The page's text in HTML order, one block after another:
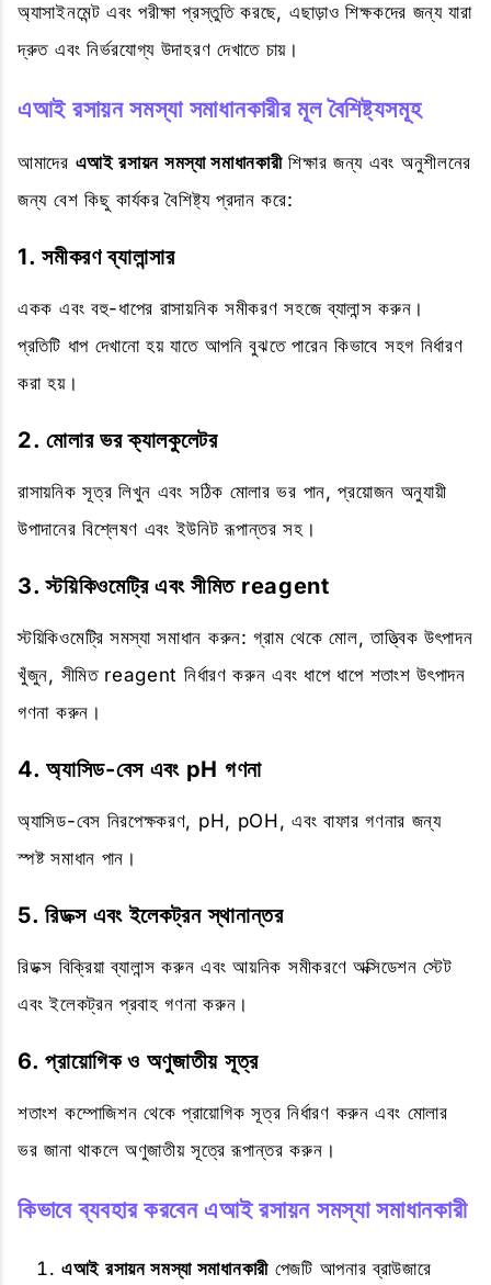
অ্যাসাইনমেন্ট এবং পরীক্ষা প্রস্তুতি করছে, এছাড়াও শিক্ষকদের জন্য যারা
দ্রুত এবং নির্ভরযোগ্য উদাহরণ দেখাতে চায়।
এআই রসায়ন সমস্যা সমাধানকারীর মূল বৈশিষ্ট্যসমূহ
আমাদের এআই রসায়ন সমস্যা সমাধানকারীশিক্ষার জন্য এবং অনুশীলনের
জন্য বেশ কিছু কার্যকর বৈশিষ্ট্য প্রদান করে:
1. সমীকরণ ব্যালান্সার
একক এবং বহু-ধাপের রাসায়নিক সমীকরণ সহজে ব্যালান্স করুন।
প্রতিটি ধাপ দেখানো হয় যাতে আপনি বুঝতে পারেন কিভাবে সহগ নির্ধারণ
করা হয়।
2. মোলার ভর ক্যালকুলেটর
রাসায়নিক সূত্র লিখুন এবং সঠিক মোলার ভর পান, প্রয়োজন অনুযায়ী
উপাদানের বিশ্লেষণ এবং ইউনিট রূপান্তর সহ।
3. স্টয়িকিওমেট্রি এবং সীমিত reagent
স্টয়িকিওমেট্রি সমস্যা সমাধান করুন: গ্রাম থেকে মোল, তাত্ত্বিক উৎপাদন
খুঁজুন, সীমিত reagent নির্ধারণ করুন এবং ধাপে ধাপে শতাংশ উৎপাদন
গণনা করুন।
4. অ্যাসিড-বেস এবং pH গণনা
অ্যাসিড-বেস নিরপেক্ষকরণ, pH, pOH, এবং বাফার গণনার জন্য
স্পষ্ট সমাধান পান।
5. রিডক্স এবং ইলেকট্রন স্থানান্তর
রিডক্স বিক্রিয়া ব্যালান্স করুন এবং আয়নিক সমীকরণে অক্সিডেশন স্টেট
এবং ইলেকট্রন প্রবাহ গণনা করুন।
6. প্রায়োগিক ও অণুজাতীয় সূত্র
শতাংশ কম্পোজিশন থেকে প্রায়োগিক সূত্র নির্ধারণ করুন এবং মোলার
ভর জানা থাকলে অণুজাতীয় সূত্রে রূপান্তর করুন।
কিভাবে ব্যবহার করবেন এআই রসায়ন সমস্যা সমাধানকারী
এআই রসায়ন সমস্যা সমাধানকারী পেজটি আপনার ব্রাউজারে